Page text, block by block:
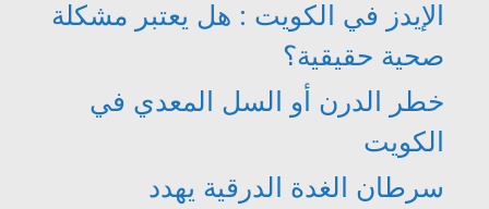
الإيدز في الكويت : هل يعتبر مشكلة
صحية حقيقية؟
خطر الدرن أو السل المعدي في
الكويت
سرطان الغدة الدرقية يهدد